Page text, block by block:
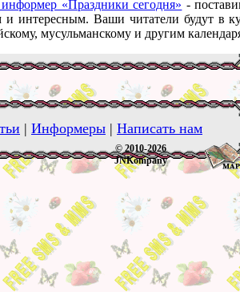
информер «Праздники сегодня» -
и интересным. Ваши читатели будут в
мусульманскому и другим
| Информеры | Написать нам
© 2010-2026
JNKompany